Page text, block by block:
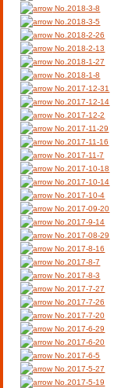
No.2018-3-8
No.2018-3-5
No.2018-2-26
No.2018-2-13
No.2018-1-27
No.2018-1-8
No.2017-12-31
No.2017-12-14
No.2017-12-2
No.2017-11-29
No.2017-11-16
No.2017-11-7
No.2017-10-18
No.2017-10-14
No.2017-10-4
No.2017-09-20
No.2017-9-14
No.2017-08-29
No.2017-8-16
No.2017-8-7
No.2017-8-3
No.2017-7-27
No.2017-7-26
No.2017-7-20
No.2017-6-29
No.2017-6-20
No.2017-6-5
No.2017-5-27
No.2017-5-19